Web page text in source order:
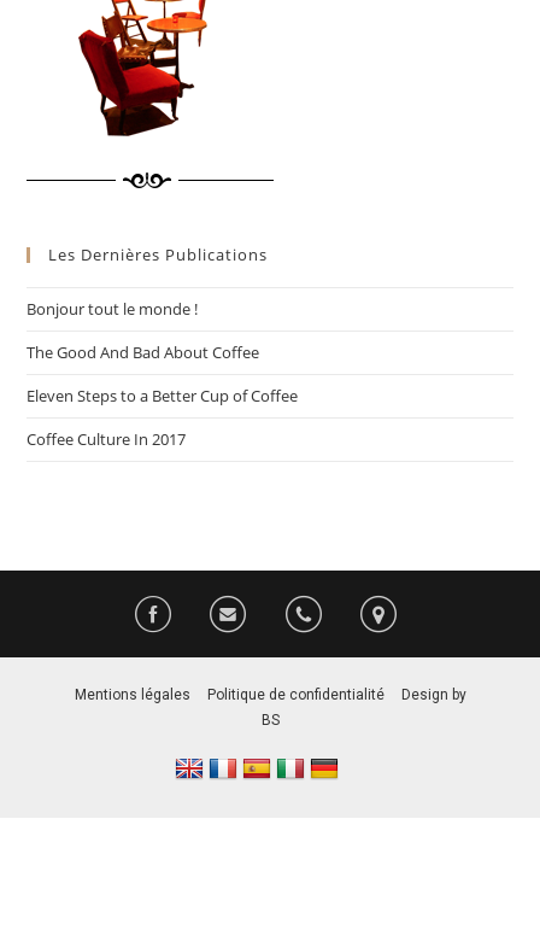
Les Dernières Publications
Bonjour tout le monde !
The Good And Bad About Coffee
Eleven Steps to a Better Cup of Coffee
Coffee Culture In 2017
Mentions légales Politique de confidentialité
Design by
BS